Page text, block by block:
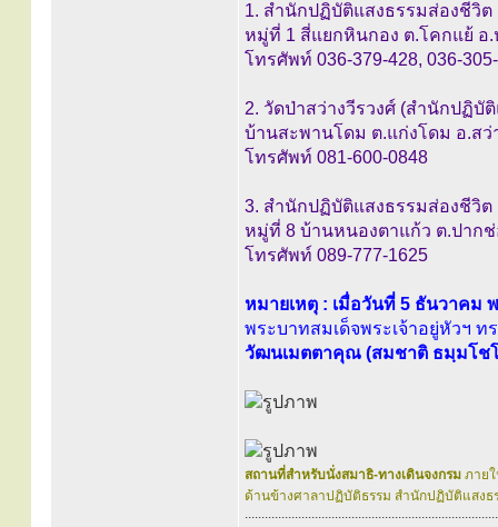
1. สำนักปฏิบัติแสงธรรมส่องชีวิต
หมู่ที่ 1 สี่แยกหินกอง ต.โคกแย้ อ.
โทรศัพท์ 036-379-428, 036-
2. วัดป่าสว่างวีรวงศ์ (สำนักปฏิ
บ้านสะพานโดม ต.แก่งโดม อ.สว่
โทรศัพท์ 081-600-0848
3. สำนักปฏิบัติแสงธรรมส่องชีวิต
หมู่ที่ 8 บ้านหนองตาแก้ว ต.ปาก
โทรศัพท์ 089-777-1625
หมายเหตุ : เมื่อวันที่ 5 ธันวาคม
พระบาทสมเด็จพระเจ้าอยู่หัวฯ
วัฒนเมตตาคุณ (สมชาติ ธมฺมโช
สถานที่สำหรับนั่งสมาธิ-ทางเดินจงกรม ภาย
ด้านข้างศาลาปฏิบัติธรรม สำนักปฏิบัติแสงธ
............................................................................